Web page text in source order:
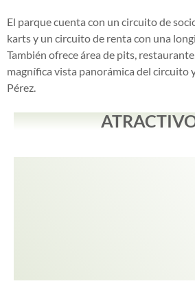
El parque cuenta con un circuito de
karts y un circuito de renta con una
También ofrece área de pits,
magnífica vista panorámica del circuito
Pérez.